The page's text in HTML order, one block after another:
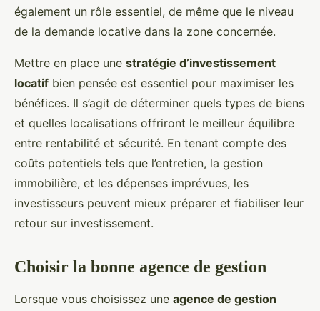
également un rôle essentiel, de même que le niveau
de la demande locative dans la zone concernée.
Mettre en place une stratégie d’investissement
locatif bien pensée est essentiel pour maximiser les
bénéfices. Il s’agit de déterminer quels types de biens
et quelles localisations offriront le meilleur équilibre
entre rentabilité et sécurité. En tenant compte des
coûts potentiels tels que l’entretien, la gestion
immobilière, et les dépenses imprévues, les
investisseurs peuvent mieux préparer et fiabiliser leur
retour sur investissement.
Choisir la bonne agence de gestion
Lorsque vous choisissez une agence de gestion